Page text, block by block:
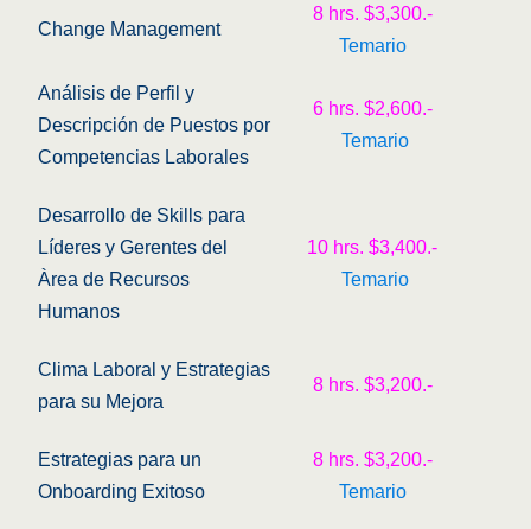
Change Management
8 hrs. $3,300.-
Temario
Análisis de Perfil y
Descripción de Puestos por
Competencias Laborales
6 hrs. $2,600.-
Temario
Desarrollo de Skills para
Líderes y Gerentes del
Àrea de Recursos
Humanos
10 hrs. $3,400.-
Temario
Clima Laboral y Estrategias
para su Mejora
8 hrs. $3,200.-
Estrategias para un
Onboarding Exitoso
8 hrs. $3,200.-
Temario